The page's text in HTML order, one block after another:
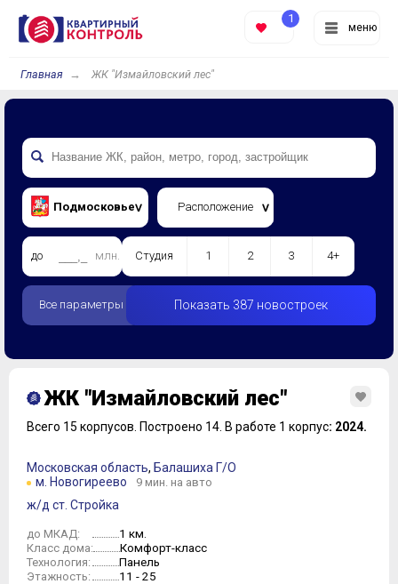
меню
1
Главная ЖК "Измайловский лес"
Подмосковье Расположение
до млн. Студия 1 2 3 4+
Все параметры Показать 387 новостроек
ЖК "Измайловский лес"
Всего 15 корпусов. Построено 14. В работе 1 корпус: 2024.
Московская область, Балашиха Г/О
м. Новогиреево
9 мин. на авто
ж/д ст. Стройка
до МКАД: 1 км.
Класс дома: Комфорт-класс
Технология: Панель
Этажность: 11 - 25